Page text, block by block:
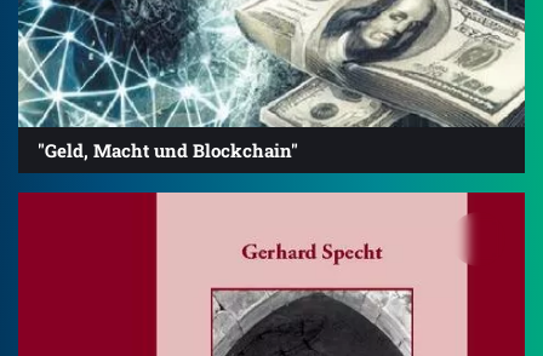
"Geld, Macht und Blockchain"